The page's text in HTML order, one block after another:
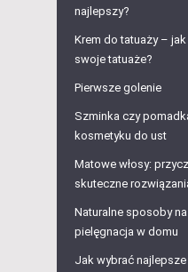
najlepszy?
Krem do tatuaży –
swoje tatuaże?
Pierwsze golenie
Szminka czy
kosmetyku do ust
Matowe włosy:
skuteczne
Naturalne sposoby
pielęgnacja w domu
Jak wybrać